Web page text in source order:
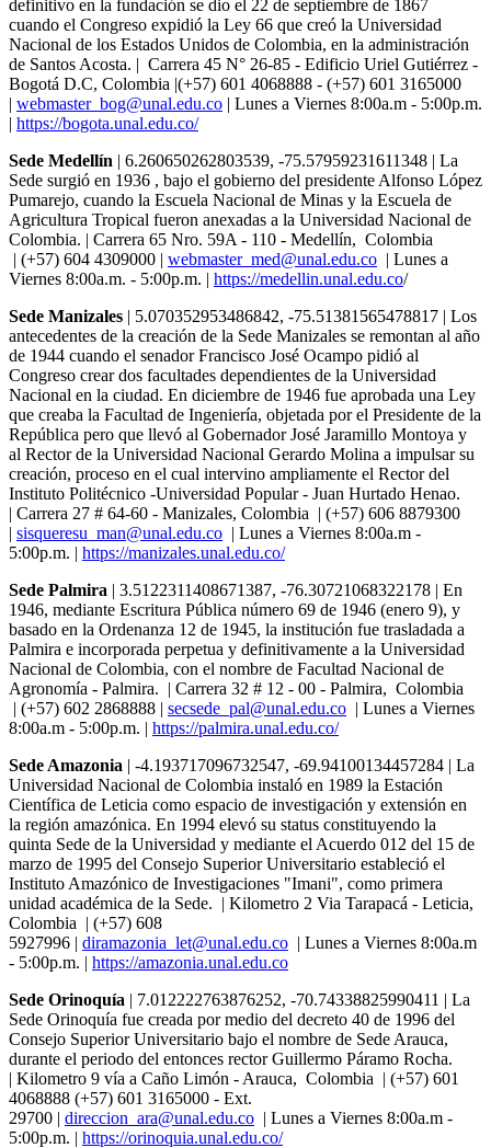
definitivo en la fundación se dio el 22 de septiembre de 1867
cuando el Congreso expidió la Ley 66 que creó la Universidad
Nacional de los Estados Unidos de Colombia, en la administración
de Santos Acosta. | Carrera 45 N° 26-85 - Edificio Uriel Gutiérrez -
Bogotá D.C, Colombia |(+57) 601 4068888 - (+57) 601 3165000
| webmaster_bog@unal.edu.co | Lunes a Viernes 8:00a.m - 5:00p.m.
| https://bogota.unal.edu.co/
Sede Medellín | 6.260650262803539, -75.57959231611348 | La
Sede surgió en 1936 , bajo el gobierno del presidente Alfonso López
Pumarejo, cuando la Escuela Nacional de Minas y la Escuela de
Agricultura Tropical fueron anexadas a la Universidad Nacional de
Colombia. | Carrera 65 Nro. 59A - 110 - Medellín, Colombia
| (+57) 604 4309000 | webmaster_med@unal.edu.co | Lunes a
Viernes 8:00a.m. - 5:00p.m. | https://medellin.unal.edu.co/
Sede Manizales | 5.070352953486842, -75.51381565478817 | Los
antecedentes de la creación de la Sede Manizales se remontan al año
de 1944 cuando el senador Francisco José Ocampo pidió al
Congreso crear dos facultades dependientes de la Universidad
Nacional en la ciudad. En diciembre de 1946 fue aprobada una Ley
que creaba la Facultad de Ingeniería, objetada por el Presidente de la
República pero que llevó al Gobernador José Jaramillo Montoya y
al Rector de la Universidad Nacional Gerardo Molina a impulsar su
creación, proceso en el cual intervino ampliamente el Rector del
Instituto Politécnico -Universidad Popular - Juan Hurtado Henao.
| Carrera 27 # 64-60 - Manizales, Colombia | (+57) 606 8879300
| sisqueresu_man@unal.edu.co | Lunes a Viernes 8:00a.m -
5:00p.m. | https://manizales.unal.edu.co/
Sede Palmira | 3.5122311408671387, -76.30721068322178 | En
1946, mediante Escritura Pública número 69 de 1946 (enero 9), y
basado en la Ordenanza 12 de 1945, la institución fue trasladada a
Palmira e incorporada perpetua y definitivamente a la Universidad
Nacional de Colombia, con el nombre de Facultad Nacional de
Agronomía - Palmira. | Carrera 32 # 12 - 00 - Palmira, Colombia
| (+57) 602 2868888 | secsede_pal@unal.edu.co | Lunes a Viernes
8:00a.m - 5:00p.m. | https://palmira.unal.edu.co/
Sede Amazonia | -4.193717096732547, -69.94100134457284 | La
Universidad Nacional de Colombia instaló en 1989 la Estación
Científica de Leticia como espacio de investigación y extensión en
la región amazónica. En 1994 elevó su status constituyendo la
quinta Sede de la Universidad y mediante el Acuerdo 012 del 15 de
marzo de 1995 del Consejo Superior Universitario estableció el
Instituto Amazónico de Investigaciones "Imani", como primera
unidad académica de la Sede. | Kilometro 2 Via Tarapacá - Leticia,
Colombia | (+57) 608
5927996 | diramazonia_let@unal.edu.co | Lunes a Viernes 8:00a.m
- 5:00p.m. | https://amazonia.unal.edu.co
Sede Orinoquía | 7.012222763876252, -70.74338825990411 | La
Sede Orinoquía fue creada por medio del decreto 40 de 1996 del
Consejo Superior Universitario bajo el nombre de Sede Arauca,
durante el periodo del entonces rector Guillermo Páramo Rocha.
| Kilometro 9 vía a Caño Limón - Arauca, Colombia | (+57) 601
4068888 (+57) 601 3165000 - Ext.
29700 | direccion_ara@unal.edu.co | Lunes a Viernes 8:00a.m -
5:00p.m. | https://orinoquia.unal.edu.co/